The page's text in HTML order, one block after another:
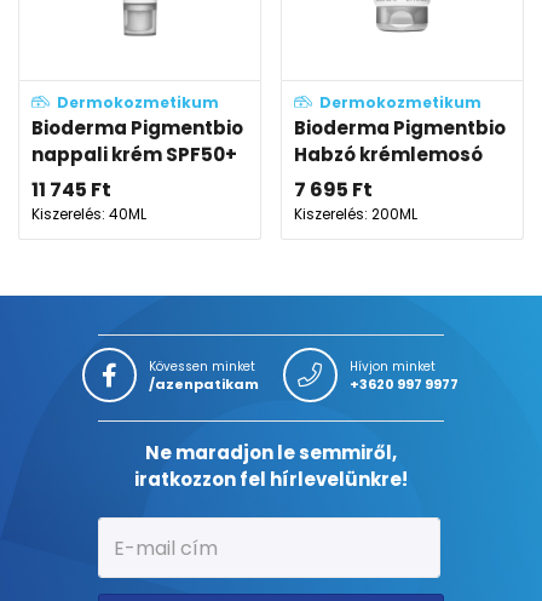
Dermokozmetikum
Bioderma Pigmentbio
nappali krém SPF50+
11 745 Ft
Kiszerelés: 40ML
Dermokozmetikum
Bioderma Pigmentbio
Habzó krémlemosó
7 695 Ft
Kiszerelés: 200ML
Kövessen minket
/azenpatikam
Hívjon minket
+3620 997 9977
Ne maradjon le semmiről,
iratkozzon fel hírlevelünkre!